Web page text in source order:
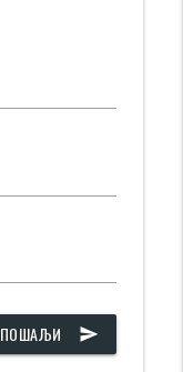
ПОШАЉИ send